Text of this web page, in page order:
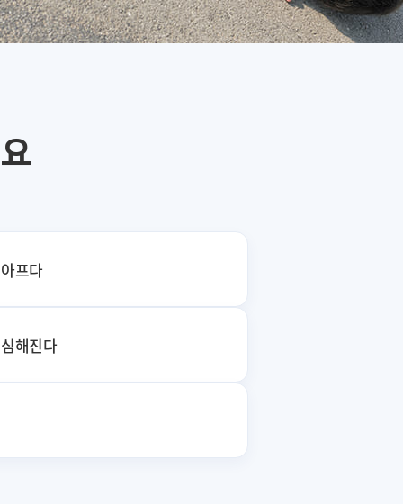
프다
해진다